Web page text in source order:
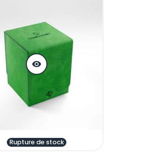
visibility
Rupture de stock